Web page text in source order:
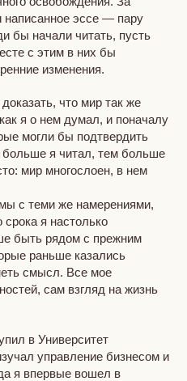
написанное эссе — пару
бы начали читать, пусть
с этим в них бы
изменения.
что мир так же
я о нем думал, и поначалу
могли бы подтвердить
я читал, тем больше
мир многослоен, в нем
с теми же намерениями,
срока я настолько
быть рядом с прежним
раньше казались
смысл. Все мое
сам взгляд на жизнь
в Университет
управление бизнесом и
я впервые вошел в